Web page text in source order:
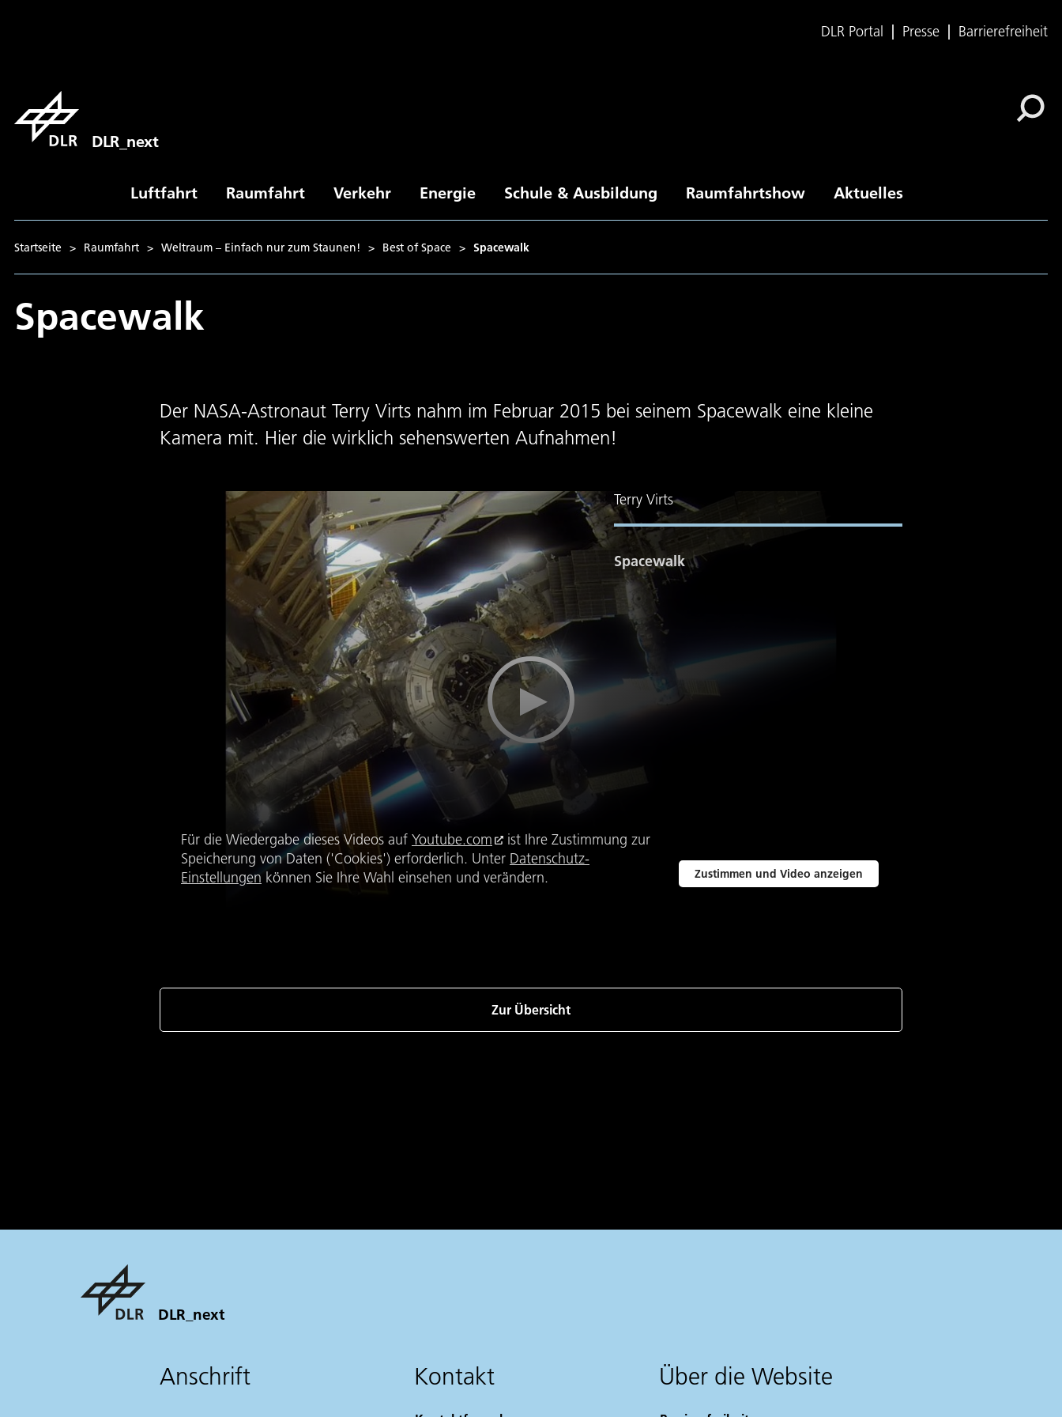
DLR Portal Presse Barrierefreiheit
DLR_next
Luftfahrt Raumfahrt Verkehr Energie Schule & Ausbildung Raumfahrtshow Aktuelles
Startseite > Raumfahrt > Weltraum – Einfach nur zum Staunen! > Best of Space > Spacewalk
Spacewalk
Der NASA-Astronaut Terry Virts nahm im Februar 2015 bei seinem Spacewalk eine kleine
Kamera mit. Hier die wirklich sehenswerten Aufnahmen!
Terry Virts
Spacewalk
Für die Wiedergabe dieses Videos auf Youtube.com
ist Ihre Zustimmung zur
Speicherung von Daten ('Cookies') erforderlich. Unter Datenschutz-
Einstellungen können Sie Ihre Wahl einsehen und verändern. Zustimmen und Video anzeigen
Zur Übersicht
DLR_next
Anschrift Kontakt Über die Website